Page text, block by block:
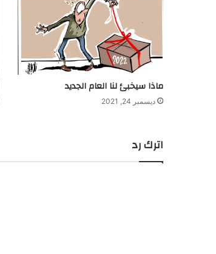
ماذا سيخبئ لنا العام الجديد
ديسمبر 24, 2021
اترك رد